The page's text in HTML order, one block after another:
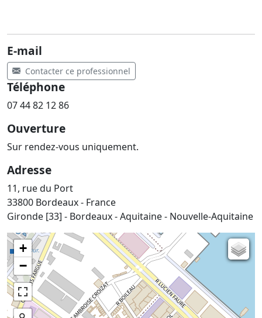
E-mail
Contacter ce professionnel
Téléphone
07 44 82 12 86
Ouverture
Sur rendez-vous uniquement.
Adresse
11, rue du Port
33800 Bordeaux - France
Gironde [33] - Bordeaux - Aquitaine - Nouvelle-Aquitaine
+
−
Parcellaire cadastral
Plan IGN